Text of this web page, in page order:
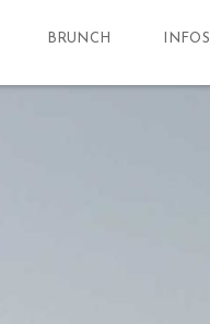
BRUNCH INFOS